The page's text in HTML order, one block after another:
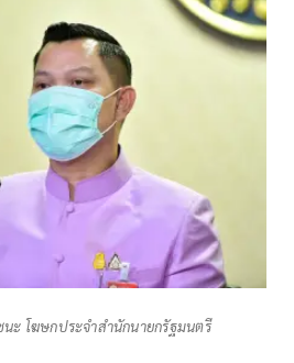
ะ โฆษกประจำสำนักนายกรัฐมนตรี